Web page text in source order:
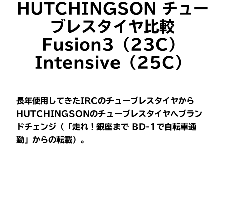
HUTCHINGSON チュー
ブレスタイヤ比較
Fusion3（23C）
Intensive（25C）
長年使用してきたIRCのチューブレスタイヤから
HUTCHINGSONのチューブレスタイヤへブラン
ドチェンジ（「走れ！銀座まで BD-1で自転車通
勤」からの転載）。